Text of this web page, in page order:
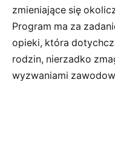
zmieniające się
Program ma za
opieki, która
rodzin, nierzadko
wyzwaniami